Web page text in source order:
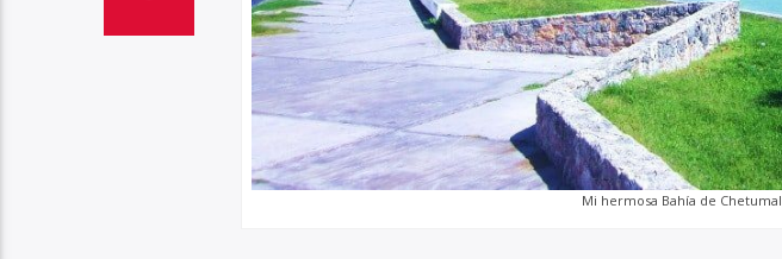
Mi hermosa Bahía de Chetumal